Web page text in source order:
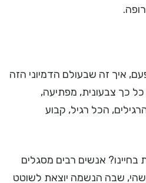
איך זה שבעולם הדמיוני הזה
כל כך צבעונית, מפתיעה,
הכל רגיל, קבוע
אנשים רבים מסגלים
שבה הנשמה יוצאת לשוטט